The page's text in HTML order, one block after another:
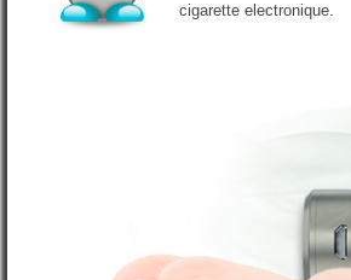
cigarette electronique.